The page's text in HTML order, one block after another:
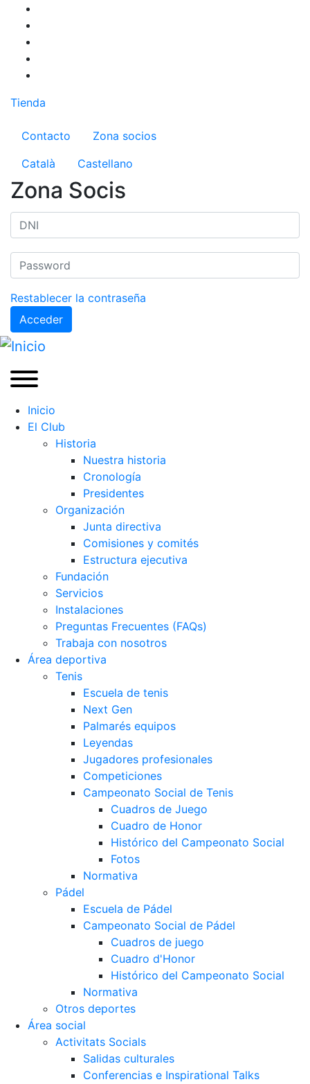
Pasar
contenido
principal
Tienda
Menú del compte d'usuari
Contacto
Zona socios
Català
Castellano
Zona Socis
Restablecer la contraseña
Acceder
Inicio
El Club
Historia
Nuestra historia
Cronología
Presidentes
Organización
Junta directiva
Comisiones y comités
Estructura ejecutiva
Fundación
Servicios
Instalaciones
Preguntas Frecuentes (FAQs)
Trabaja con nosotros
Área deportiva
Tenis
Escuela de tenis
Next Gen
Palmarés equipos
Leyendas
Jugadores profesionales
Competiciones
Campeonato Social de Tenis
Cuadros de Juego
Cuadro de Honor
Histórico del Campeonato Social
Fotos
Normativa
Pádel
Escuela de Pádel
Campeonato Social de Pádel
Cuadros de juego
Cuadro d'Honor
Histórico del Campeonato Social
Normativa
Otros deportes
Área social
Activitats Socials
Salidas culturales
Conferencias e Inspirational Talks